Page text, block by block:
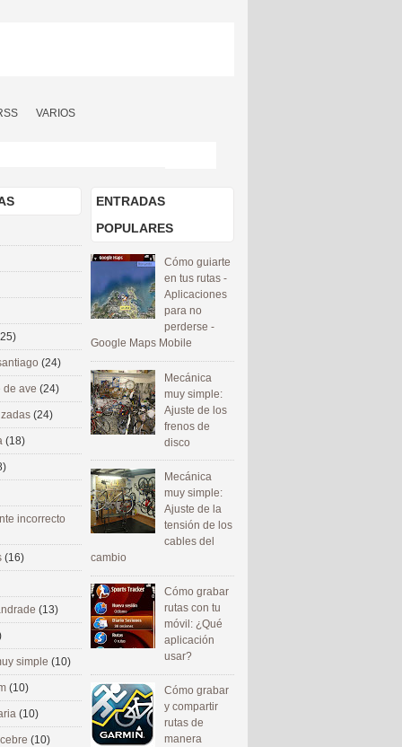
VARIOS
ENTRADAS
POPULARES
Cómo guiarte
en tus rutas -
Aplicaciones
para no
perderse -
Google Maps Mobile
Mecánica
muy simple:
Ajuste de los
frenos de
disco
Mecánica
muy simple:
Ajuste de la
tensión de los
cables del
cambio
Cómo grabar
rutas con tu
móvil: ¿Qué
aplicación
usar?
Cómo grabar
y compartir
rutas de
manera
(24)
de ave (24)
(24)
(18)
incorrecto
(16)
(13)
simple (10)
(10)
(10)
(10)